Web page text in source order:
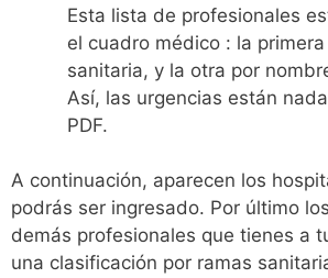
Esta lista de profesionales
el cuadro médico : la
sanitaria, y la otra por
Así, las urgencias están
PDF.
A continuación, aparecen los
podrás ser ingresado. Por último
demás profesionales que tienes a
una clasificación por ramas